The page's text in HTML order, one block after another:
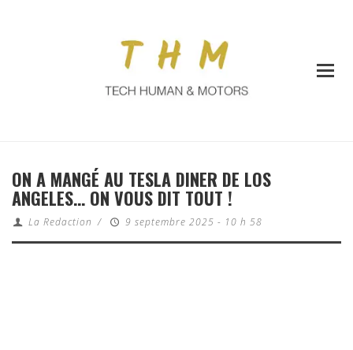
ON A MANGÉ AU TESLA DINER DE LOS
ANGELES… ON VOUS DIT TOUT !
La Redaction / 9 septembre 2025 - 10 h 58